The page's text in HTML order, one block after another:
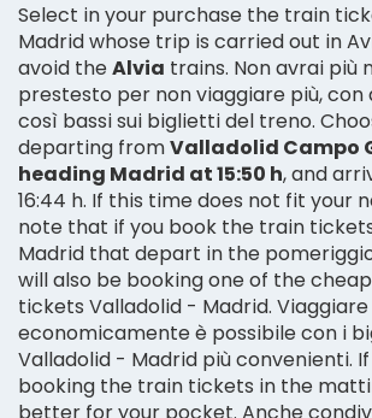
Select in your purchase the train
Madrid whose trip is carried out in
avoid theAlvia trains. Non avrai più
prestesto per non viaggiare più, con
così bassi sui biglietti del treno.
departing fromValladolid Campo
heading Madrid at 15:50 h, and
16:44 h. If this time does not fit your
note that if you book the train
Madrid that depart in the
will also be booking one of the
tickets Valladolid - Madrid. Viaggiare
economicamente è possibile con i
Valladolid - Madrid più convenienti.
booking the train tickets in the